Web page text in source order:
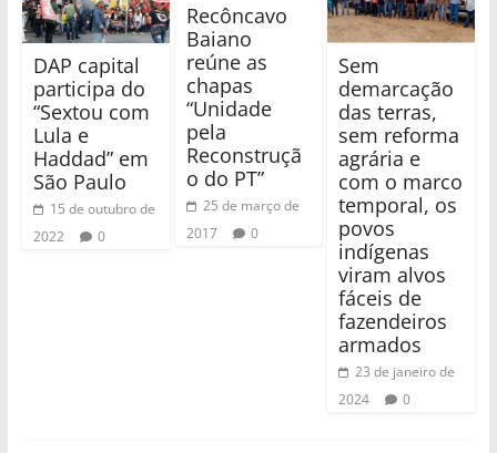
DAP capital
participa do
“Sextou com
Lula e
Haddad” em
São Paulo
15 de outubro de
2022
0
Recôncavo
Baiano
reúne as
chapas
“Unidade
pela
Reconstruçã
o do PT”
25 de março de
2017
0
Sem
demarcação
das terras,
sem reforma
agrária e
com o marco
temporal, os
povos
indígenas
viram alvos
fáceis de
fazendeiros
armados
23 de janeiro de
2024
0